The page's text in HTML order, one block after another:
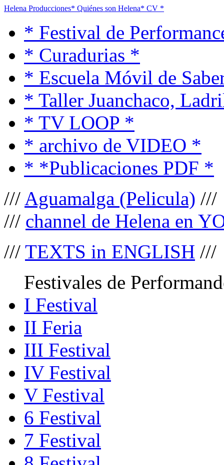
Helena Producciones* Quiénes son Helena* CV *
* Festival de
* Curadurias *
* Escuela Móvil de
* Taller Juanchaco,
* TV LOOP *
* archivo de VIDEO *
* *Publicaciones PDF *
/// Aguamalga (Pelicula) ///
/// channel de Helena en
/// TEXTS in ENGLISH ///
Festivales de
I Festival
II Feria
III Festival
IV Festival
V Festival
6 Festival
7 Festival